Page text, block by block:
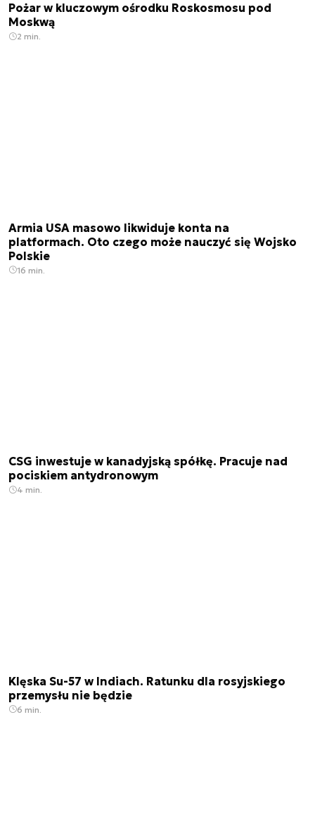
Pożar w kluczowym ośrodku Roskosmosu pod
Moskwą
2 min.
Armia USA masowo likwiduje konta na
platformach. Oto czego może nauczyć się Wojsko
Polskie
16 min.
CSG inwestuje w kanadyjską spółkę. Pracuje nad
pociskiem antydronowym
4 min.
Klęska Su-57 w Indiach. Ratunku dla rosyjskiego
przemysłu nie będzie
6 min.